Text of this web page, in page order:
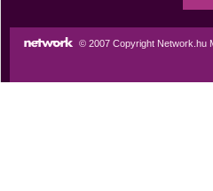
© 2007 Copyright Network.hu